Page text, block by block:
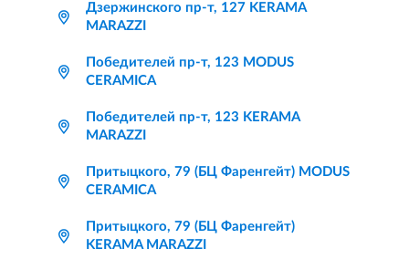
Дзержинского пр-т, 127 KERAMA
MARAZZI
Победителей пр-т, 123 MODUS
CERAMICA
Победителей пр-т, 123 KERAMA
MARAZZI
Притыцкого, 79 (БЦ Фаренгейт) MODUS
CERAMICA
Притыцкого, 79 (БЦ Фаренгейт)
KERAMA MARAZZI